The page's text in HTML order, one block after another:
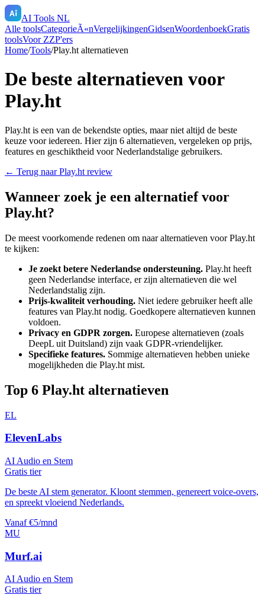
AI Tools NL
Alle toolsCategorieÃ«nVergelijkingenGidsenWoordenboekGratis
toolsVoor ZZP'ers
Home/Tools/Play.ht alternatieven
De beste alternatieven voor
Play.ht
Play.ht is een van de bekendste opties, maar niet altijd de beste
keuze voor iedereen. Hier zijn 6 alternatieven, vergeleken op prijs,
features en geschiktheid voor Nederlandstalige gebruikers.
← Terug naarPlay.ht review
Wanneer zoek je een alternatief voor
Play.ht?
De meest voorkomende redenen om naar alternatieven voorPlay.ht
te kijken:
Je zoekt betere Nederlandse ondersteuning. Play.ht heeft
geen Nederlandse interface, er zijn alternatieven die wel
Nederlandstalig zijn.
Prijs-kwaliteit verhouding. Niet iedere gebruiker heeft alle
features van Play.ht nodig. Goedkopere alternatieven kunnen
voldoen.
Privacy en GDPR zorgen. Europese alternatieven (zoals
DeepL uit Duitsland) zijn vaak GDPR-vriendelijker.
Specifieke features. Sommige alternatieven hebben unieke
mogelijkheden die Play.ht mist.
Top 6 Play.ht alternatieven
EL
ElevenLabs
AI Audio en Stem
Gratis tier
De beste AI stem generator. Kloont stemmen, genereert voice-overs,
en spreekt vloeiend Nederlands.
Vanaf €5/mnd
MU
Murf.ai
AI Audio en Stem
Gratis tier